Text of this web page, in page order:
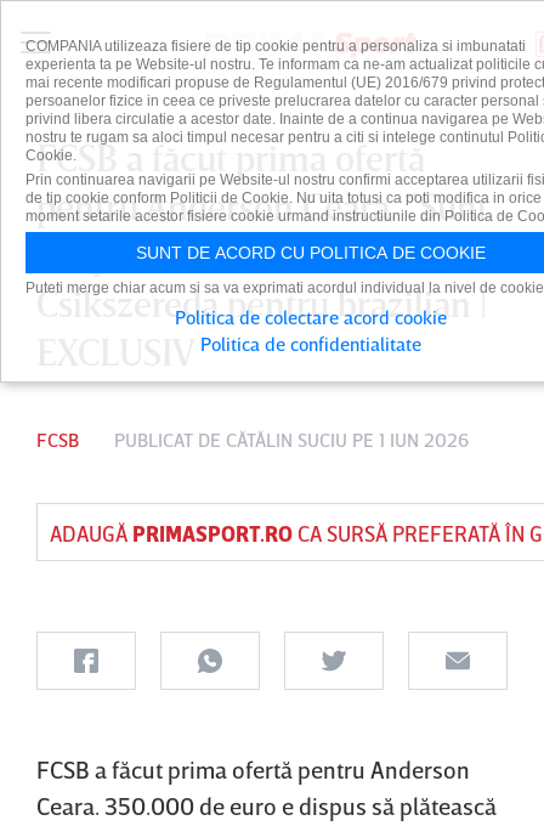
FCSB a făcut prima ofertă
pentru Anderson Ceara. ”Sunt
simpatici!” Cât vrea
Csikszereda pentru brazilian |
FCSB PUBLICAT DE CĂTĂLIN SUCIU PE 1 IUN 2026
ADAUGĂ PRIMASPORT.ROCA SURSĂ PREFERATĂ ÎN
FCSB a făcut prima ofertă pentru Anderson
Ceara. 350.000 de euro e dispus să plătească
COMPANIA utilizeaza fisiere de tip cookie pentru a personaliza si imbunatati
experienta ta pe Website-ul nostru. Te informam ca ne-am actualizat politicile
mai recente modificari propuse de Regulamentul (UE) 2016/679 privind
persoanelor fizice in ceea ce priveste prelucrarea datelor cu caracter personal
privind libera circulatie a acestor date. Inainte de a continua navigarea pe
nostru te rugam sa aloci timpul necesar pentru a citi si intelege continutul
Cookie.
Prin continuarea navigarii pe Website-ul nostru confirmi acceptarea utilizarii
de tip cookie conform Politicii de Cookie. Nu uita totusi ca poti modifica in orice
moment setarile acestor fisiere cookie urmand instructiunile din Politica de
SUNT DE ACORD CU POLITICA DE COOKIE
Puteti merge chiar acum si sa va exprimati acordul individual la nivel de
Politica de colectare acord cookie
Politica de confidentialitate